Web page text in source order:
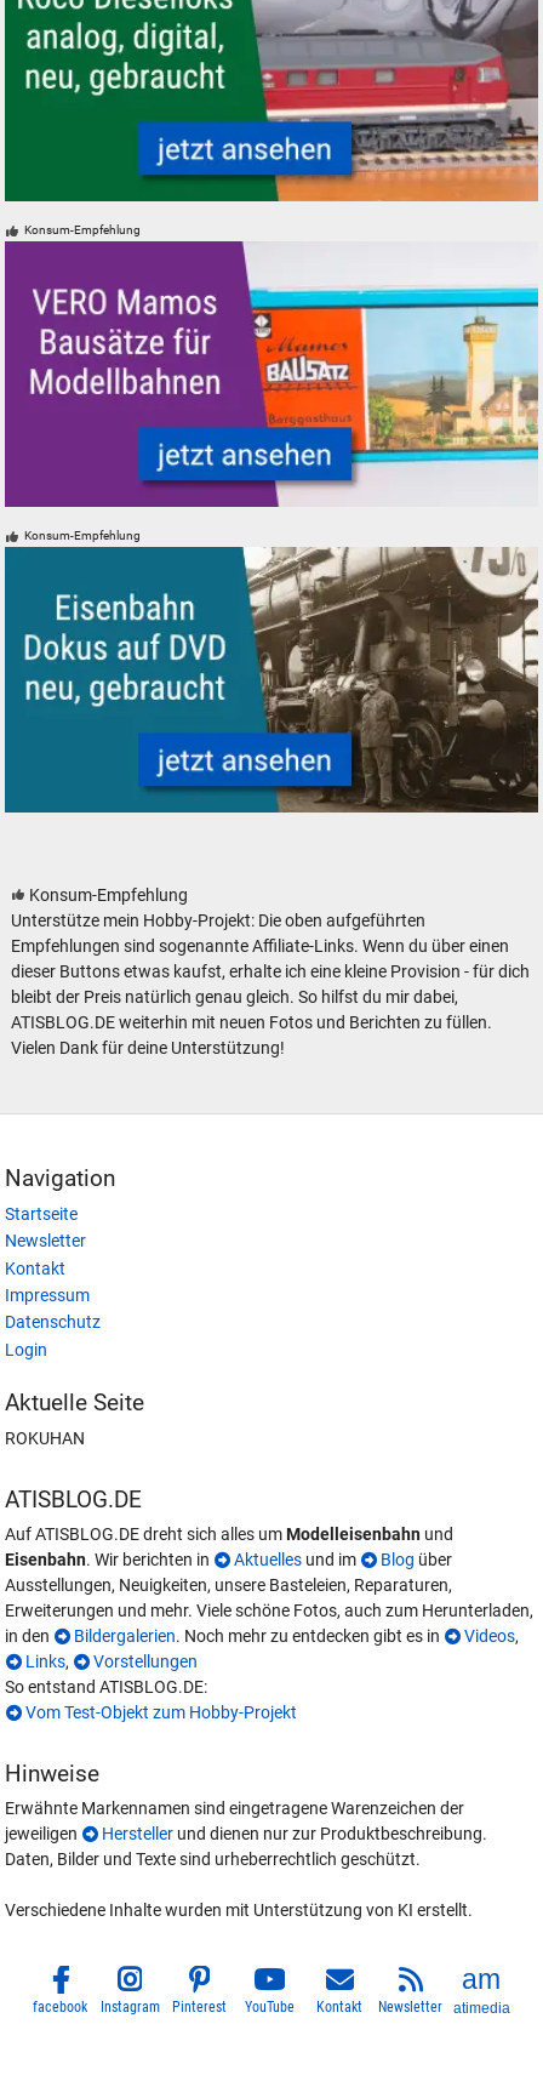
Konsum-Empfehlung
Konsum-Empfehlung
Konsum-Empfehlung
Unterstütze mein Hobby-Projekt: Die oben aufgeführten
Empfehlungen sind sogenannte Affiliate-Links. Wenn du über einen
dieser Buttons etwas kaufst, erhalte ich eine kleine Provision - für dich
bleibt der Preis natürlich genau gleich. So hilfst du mir dabei,
ATISBLOG.DE weiterhin mit neuen Fotos und Berichten zu füllen.
Vielen Dank für deine Unterstützung!
Navigation
Startseite
Newsletter
Kontakt
Impressum
Datenschutz
Login
Aktuelle Seite
ROKUHAN
ATISBLOG.DE
Auf ATISBLOG.DE dreht sich alles umModelleisenbahn und
Eisenbahn. Wir berichten in Aktuelles und im Blog über
Ausstellungen, Neuigkeiten, unsere Basteleien, Reparaturen,
Erweiterungen und mehr. Viele schöne Fotos, auch zum Herunterladen,
in den
Bildergalerien. Noch mehr zu entdecken gibt es in Videos,
Links,
Vorstellungen
So entstand ATISBLOG.DE:
Vom Test-Objekt zum Hobby-Projekt
Hinweise
Erwähnte Markennamen sind eingetragene Warenzeichen der
jeweiligen
Hersteller und dienen nur zur Produktbeschreibung.
Daten, Bilder und Texte sind urheberrechtlich geschützt.
Verschiedene Inhalte wurden mit Unterstützung von KI erstellt.
facebook Instagram Pinterest YouTube Kontakt Newsletter atimedia